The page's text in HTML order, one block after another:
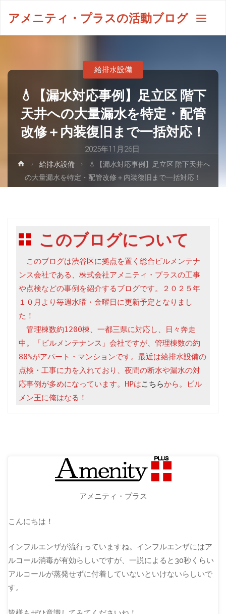
アメニティ・プラスの活動ブログ
💧【漏水対応事例】足立区 階下
天井への大量漏水を特定・配管
改修＋内装復旧まで一括対応！
2025年11月26日
給排水設備
給排水設備
💧【漏水対応事例】足立区 階下天井へ
の大量漏水を特定・配管改修＋内装復旧まで一括対応！
このブログについて
このブログは渋谷区に拠点を置く総合ビルメンテナ
ンス会社である、株式会社アメニティ・プラスの工事
や点検などの事例を紹介するブログです。２０２５年
１０月より毎週水曜・金曜日に更新予定となりまし
た！
管理棟数約1200棟、一都三県に対応し、日々奔走
中。「ビルメンテナンス」会社ですが、管理棟数の約
80%がアパート・マンションです。最近は給排水設備の
点検・工事に力を入れており、夜間の断水や漏水の対
応事例が多めになっています。HPはこちらから。ビル
メン王に俺はなる！
アメニティ・プラス
こんにちは！
インフルエンザが流行っていますね。インフルエンザにはア
ルコール消毒が有効らしいですが、一説によると30秒くらい
アルコールが蒸発せずに付着していないといけないらしいで
す。